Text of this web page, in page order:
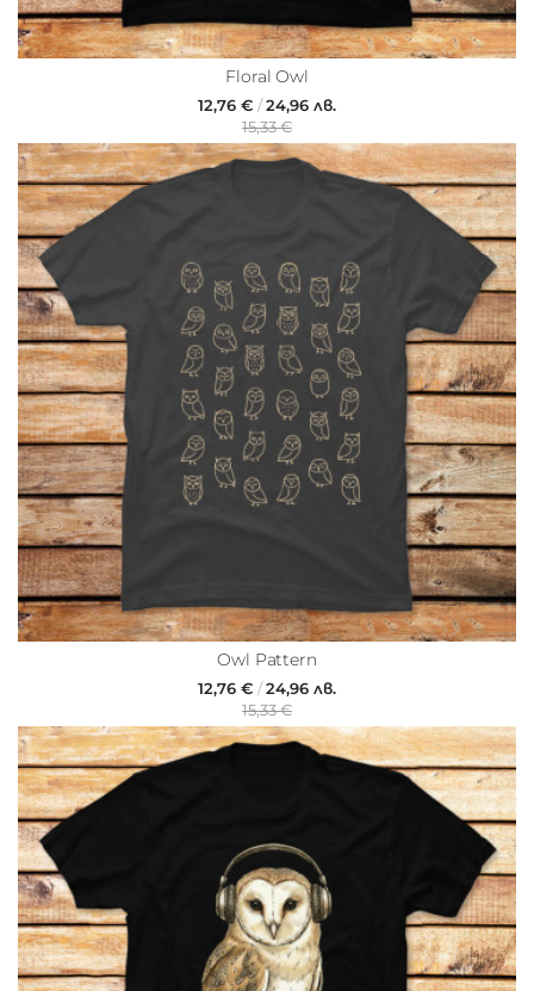
Floral Owl
12,76 € /24,96 лв.
15,33 €
Owl Pattern
12,76 € /24,96 лв.
15,33 €